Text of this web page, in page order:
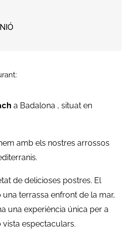
a Badalona , situat en
amb els nostres arrossos
de delicioses postres. El
terrassa enfront de la mar,
una experiència única per a
vista espectaculars.